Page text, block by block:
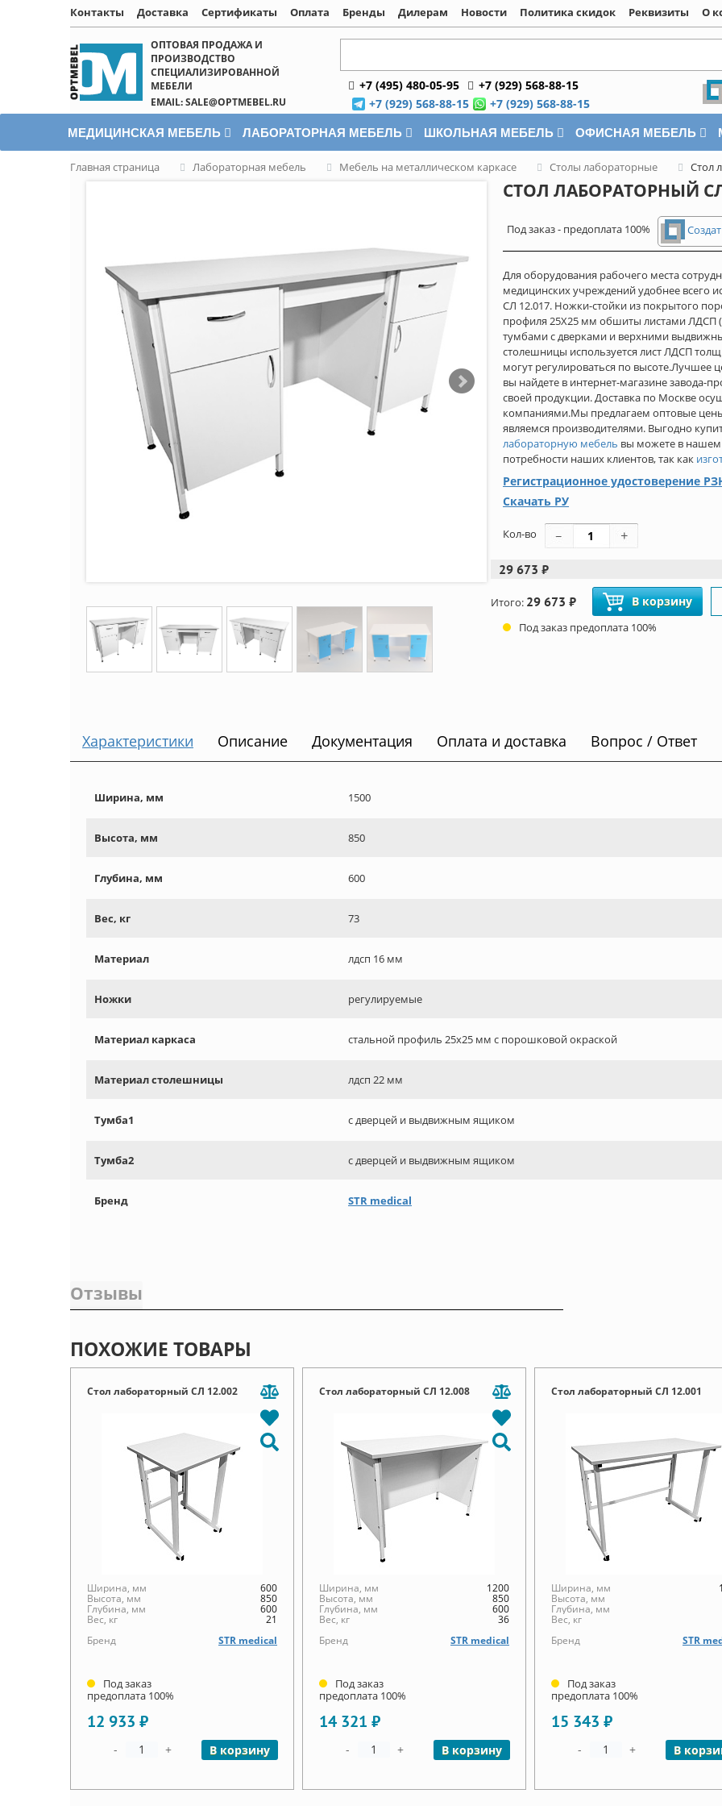
Контакты Доставка Сертификаты Оплата Бренды Дилерам Новости Политика скидок Реквизиты
О
Написать онлайнОПТОВАЯ ПРОДАЖА И
ПРОИЗВОДСТВО
СПЕЦИАЛИЗИРОВАННОЙ
МЕБЕЛИ
EMAIL: SALE@OPTMEBEL.RU
+7 (495) 480-05-95
+7 (929) 568-88-15
+7 (929) 568-88-15
+7 (929) 568-88-15
МЕДИЦИНСКАЯ МЕБЕЛЬ ЛАБОРАТОРНАЯ МЕБЕЛЬ ШКОЛЬНАЯ МЕБЕЛЬ ОФИСНАЯ МЕБЕЛЬ
Главная страница Лабораторная мебель Мебель на металлическом каркасе Столы лабораторные Стол
СТОЛ ЛАБОРАТОРНЫЙ
Под заказ - предоплата 100%
Для оборудования рабочего места
медицинских учреждений удобнее всего
СЛ 12.017. Ножки-стойки из покрытого
профиля 25Х25 мм обшиты листами ЛДСП
тумбами с дверками и верхними
столешницы используется лист ЛДСП
могут регулироваться по высоте.Лучшее
вы найдете в интернет-магазине завода-
своей продукции. Доставка по Москве
компаниями.Мы предлагаем оптовые
являемся производителями. Выгодно
лабораторную мебель вы можете в
потребности наших клиентов, так как
Регистрационное удостоверение
Скачать РУ
Кол-во
29 673 ₽
Итого: 29 673 ₽ В корзину
Под заказ предоплата 100%
Характеристики Описание Документация Оплата и доставка Вопрос / Ответ
Ширина, мм 1500
Высота, мм 850
Глубина, мм 600
Вес, кг 73
Материал лдсп 16 мм
Ножки регулируемые
Материал каркаса стальной профиль 25х25 мм с порошковой окраской
Материал столешницы лдсп 22 мм
Тумба1 с дверцей и выдвижным ящиком
Тумба2 с дверцей и выдвижным ящиком
Бренд STR medical
Отзывы
ПОХОЖИЕ ТОВАРЫ
Стол лабораторный СЛ 12.002
Ширина, мм 600
Высота, мм 850
Глубина, мм 600
Вес, кг
21
Бренд
STR medical
Под заказ
предоплата 100%
12 933 ₽
- + В корзину
Стол лабораторный СЛ 12.008
Ширина, мм 1200
Высота, мм 850
Глубина, мм 600
Вес, кг
36
Бренд
STR medical
Под заказ
предоплата 100%
14 321 ₽
- + В корзину
Стол лабораторный СЛ 12.001
Ширина, мм
Высота, мм
Глубина, мм
Вес, кг
Бренд
STR
Под заказ
предоплата 100%
15 343 ₽
- + В